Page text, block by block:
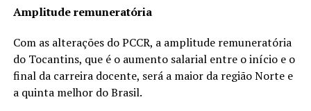
Amplitude remuneratória
Com as alterações do PCCR, a amplitude remuneratória
do Tocantins, que é o aumento salarial entre o início e o
final da carreira docente, será a maior da região Norte e
a quinta melhor do Brasil.